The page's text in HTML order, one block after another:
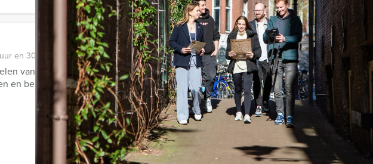
Vanaf € 22,50
en 30 minuten
van Dordrecht tijdens de 'Old' Speurtocht van Dordt Events. Ontdek historische
en beleef de rijke geschiedenis van de stad! ...